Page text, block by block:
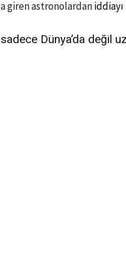
giren astronolardan
Dünya’da değil